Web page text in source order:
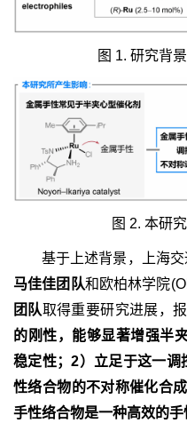
图 1. 研究背
图 2. 本研
基于上述背景，上海
马佳佳团队和欧柏林学院
团队取得重要研究进展，
的刚性，能够显著增强半
稳定性；2）立足于这一
性络合物的不对称催化合
手性络合物是一种高效的手